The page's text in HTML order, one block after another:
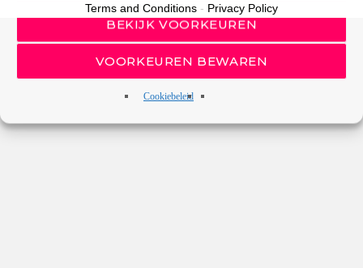
BEKIJK VOORKEUREN
VOORKEUREN BEWAREN
Cookiebeleid
Terms and Conditions - Privacy Policy